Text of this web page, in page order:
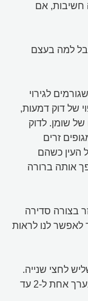
חשיבות, אם
בדקה, אבל למה בעצם
לגירוי
של דוק דמעות,
שומן. לדוק
זרים
העין כשהם
אותה ברורה
בצורה סדירה
לאפשר לנו לראות
לחצי שנייה.
זה מקור הביטוי "כהרף עין". אנו ממצמצים בערך אחת ל-2 עד